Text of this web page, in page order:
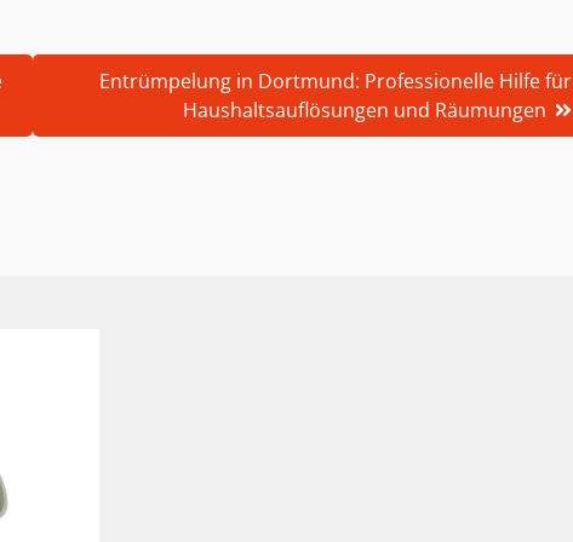
Entrümpelung in Dortmund: Professionelle Hilfe für
Haushaltsauflösungen und Räumungen